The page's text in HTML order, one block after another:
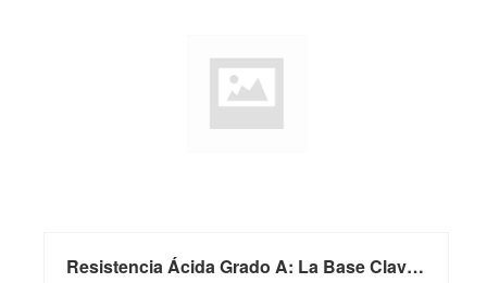
Resistencia Ácida Grado A: La Base Clave que Determina la Vida Útil de los Productos Esmaltados